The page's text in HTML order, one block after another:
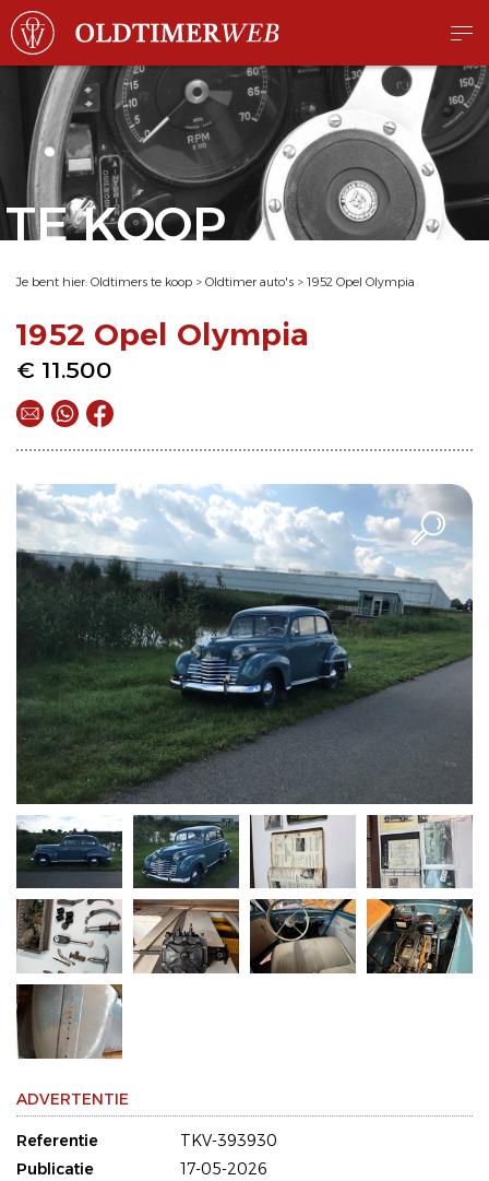
TE KOOP
Je bent hier: Oldtimers te koop > Oldtimer auto's > 1952 Opel Olympia
1952 Opel Olympia
€ 11.500
ADVERTENTIE
Referentie
TKV-393930
Publicatie
17-05-2026